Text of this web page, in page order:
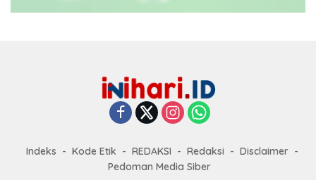
Indeks Kode Etik REDAKSI Redaksi
Disclaimer
Pedoman Media Siber